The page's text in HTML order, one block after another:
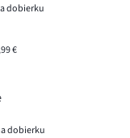
dobierku
€
dobierku